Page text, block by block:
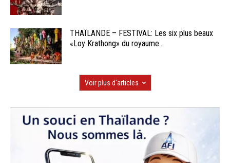
THAÏLANDE – FESTIVAL: Les six plus beaux
«Loy Krathong» du royaume...
Voir plus d'articles